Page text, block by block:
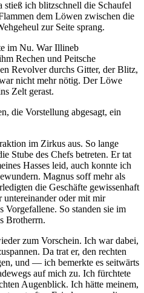
stieß ich blitzschnell die Schaufel
dem Löwen zwischen die
zur Seite sprang.
im Nu. War Illineb
Rechen und Peitsche
Revolver durchs Gitter, der Blitz,
nicht mehr nötig. Der Löwe
Zelt gerast.
die Vorstellung abgesagt, ein
im Zirkus aus. So lange
Stube des Chefs betreten. Er tat
Hasses leid, auch konnte ich
Magnus soff mehr als
die Geschäfte gewissenhaft
untereinander oder mit mir
Vorgefallene. So standen sie im
Brotherrn.
zum Vorschein. Ich war dabei,
Da trat er, den rechten
und — ich bemerkte es seitwärts
auf mich zu. Ich fürchtete
Augenblick. Ich hätte meinem,